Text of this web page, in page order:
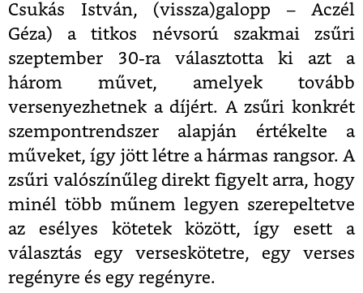
Csukás István, (vissza)galopp – Aczél
Géza) a titkos névsorú szakmai zsűri
szeptember 30-ra választotta ki azt a
három művet, amelyek tovább
versenyezhetnek a díjért. A zsűri konkrét
szempontrendszer alapján értékelte a
műveket, így jött létre a hármas rangsor. A
zsűri valószínűleg direkt figyelt arra, hogy
minél több műnem legyen szerepeltetve
az esélyes kötetek között, így esett a
választás egy verseskötetre, egy verses
regényre és egy regényre.